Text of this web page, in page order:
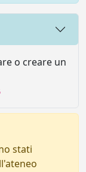
o creare un
stati